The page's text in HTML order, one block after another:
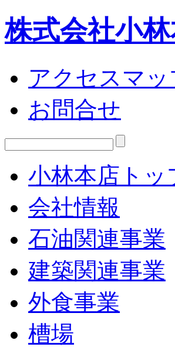
株式会社小
アクセスマッ
お問合せ
小林本店トッ
会社情報
石油関連事業
建築関連事業
外食事業
槽場